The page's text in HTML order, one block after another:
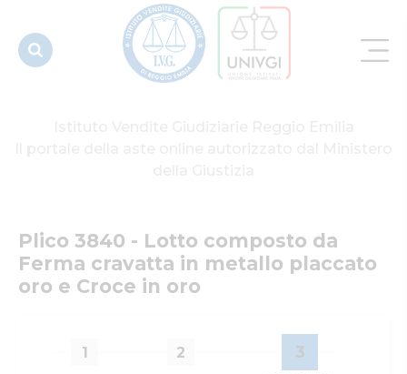
placcato oro
e Croce...
Plico 3840 - Lotto composto da
Ferma cravatta in metallo placcato
oro e Croce in oro
1 2 3